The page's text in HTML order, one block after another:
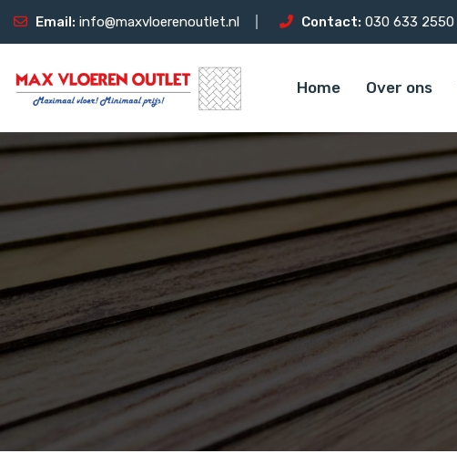
Email: info@maxvloerenoutlet.nl Contact: 030 633 2550
Home Over ons